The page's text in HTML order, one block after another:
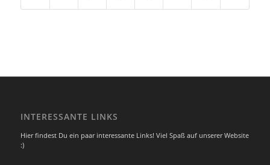
INTERESSANTE LINKS
Hier findest Du ein paar interessante Links! Viel Spaß auf unserer Website
:)